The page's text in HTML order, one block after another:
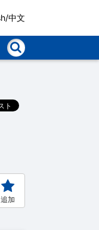
中文
追加